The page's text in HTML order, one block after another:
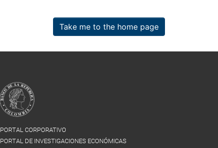
Take me to the home page
PORTAL CORPORATIVO
PORTAL DE INVESTIGACIONES ECONÓMICAS